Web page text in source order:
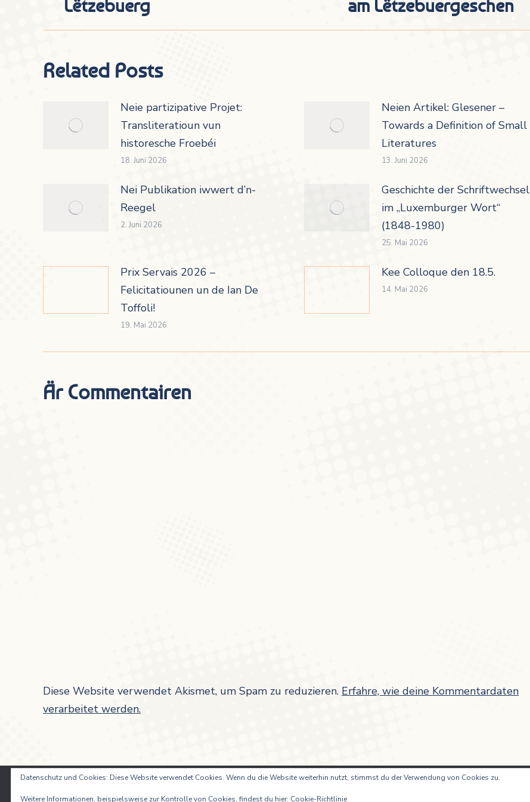
Beitrag:
Lëtzebuerg
am Lëtzebuergeschen
Related Posts
Neie partizipative Projet:
Transliteratioun vun
historesche Froebéi
18. Juni 2026
Neien Artikel: Glesener –
Towards a Definition of Small
Literatures
13. Juni 2026
Nei Publikation iwwert d’n-
Reegel
2. Juni 2026
Geschichte der Schriftwechsel
im „Luxemburger Wort“
(1848-1980)
25. Mai 2026
Prix Servais 2026 –
Felicitatiounen un de Ian De
Toffoli!
19. Mai 2026
Kee Colloque den 18.5.
14. Mai 2026
Är Commentairen
Diese Website verwendet Akismet, um Spam zu reduzieren. Erfahre, wie deine Kommentardaten
verarbeitet werden.
Datenschutz und Cookies: Diese Website verwendet Cookies. Wenn du die Website weiterhin nutzt, stimmst du der Verwendung von Cookies zu.
Weitere Informationen, beispielsweise zur Kontrolle von Cookies, findest du hier: Cookie-Richtlinie